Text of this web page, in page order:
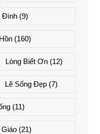
Đình (9)
(160)
Lòng Biết Ơn(12)
Lẽ Sống Đẹp(7)
(11)
(21)